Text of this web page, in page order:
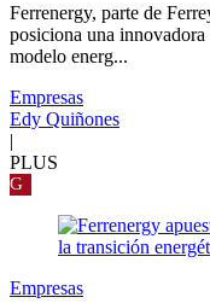
Ferrenergy, parte de
posiciona una
modelo energ...
Empresas
Edy Quiñones
|
PLUS
G
Empresas